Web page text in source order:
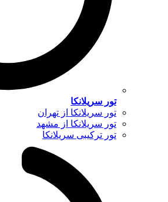
تور سریلانکا
تور سریلانکا از تهران
تور سریلانکا از مشهد
تور ترکیبی سریلانکا